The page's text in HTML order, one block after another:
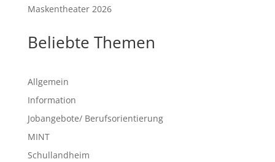
Maskentheater 2026
Beliebte Themen
Allgemein
Information
Jobangebote/ Berufsorientierung
MINT
Schullandheim